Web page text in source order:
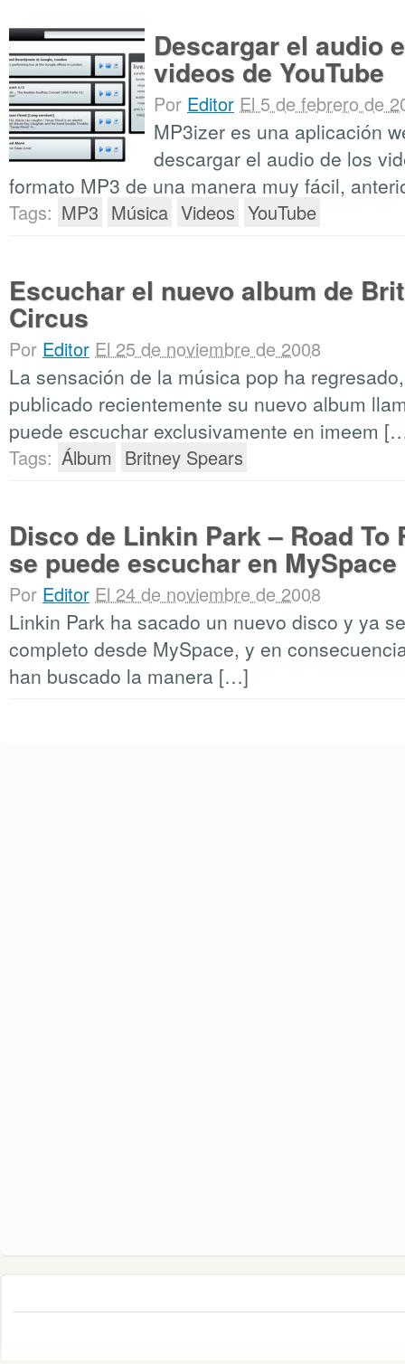
Descargar el audio
videos de YouTube
Por Editor El 5 de febrero de
MP3izer es una aplicación
descargar el audio de los
formato MP3 de una manera muy fácil,
Tags: MP3 Música Videos YouTube
Escuchar el nuevo album de
Circus
Por Editor El 25 de noviembre de 2008
La sensación de la música pop ha
publicado recientemente su nuevo album
puede escuchar exclusivamente en imeem
Tags: Álbum Britney Spears
Disco de Linkin Park – Road To
se puede escuchar en MySpace
Por Editor El 24 de noviembre de 2008
Linkin Park ha sacado un nuevo disco y ya
completo desde MySpace, y en
han buscado la manera […]